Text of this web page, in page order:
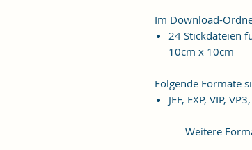
Im Download-
24 Stickdateien
10cm x 10cm
Folgende Formate
JEF, EXP, VIP,
Weitere